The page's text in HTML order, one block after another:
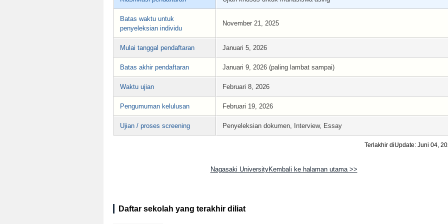
Batas waktu untuk
penyeleksian individu
November 21, 2025
Mulai tanggal pendaftaran Januari 5, 2026
Batas akhir pendaftaran Januari 9, 2026 (paling lambat sampai)
Waktu ujian Februari 8, 2026
Pengumuman kelulusan Februari 19, 2026
Ujian / proses screening Penyeleksian dokumen, Interview, Essay
Terlakhir diUpdate: Juni 04,
Nagasaki UniversityKembali ke halaman utama >>
Daftar sekolah yang terakhir diliat